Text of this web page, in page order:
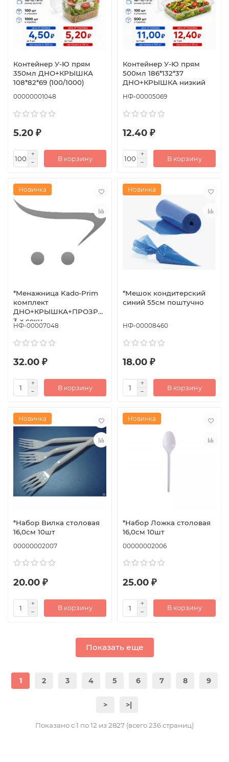
Контейнер У-Ю прям
350мл ДНО+КРЫШКА
108*82*69 (100/1000)
00000001048
5.20 ₽
В корзину
Контейнер У-Ю прям
500мл 186*132*37
ДНО+КРЫШКА низкий
НФ-00005069
12.40 ₽
В корзину
Новинка
*Менажница Kado-Prim
комплект
ДНО+КРЫШКА+ПРОЗР
3-х секц
НФ-00007048
32.00 ₽
В корзину
Новинка
*Мешок кондитерский
синий 55см поштучно
НФ-00008460
18.00 ₽
В корзину
Новинка
*Набор Вилка столовая
16,0см 10шт
00000002007
20.00 ₽
В корзину
Новинка
*Набор Ложка столовая
16,0см 10шт
00000002006
25.00 ₽
В корзину
Показать еще
1 2 3 4 5 6 7 8 9
> >|
Показано с 1 по 12 из 2827 (всего 236 страниц)